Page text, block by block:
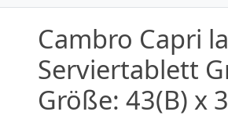
Cambro Capri
Serviertablett
Größe: 43(B) x